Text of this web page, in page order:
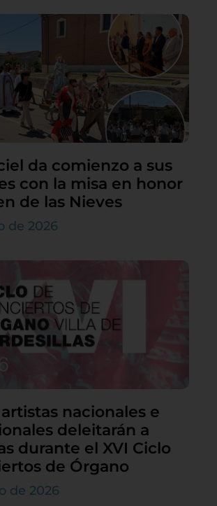
da comienzo a sus
con la misa en honor
de las Nieves
de 2026
nacionales e
deleitarán a
durante el XVI Ciclo
de Órgano
de 2026